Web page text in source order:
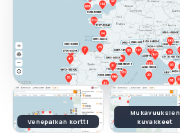
Venepaikan kortti
Mukavuuksien
kuvakkeet